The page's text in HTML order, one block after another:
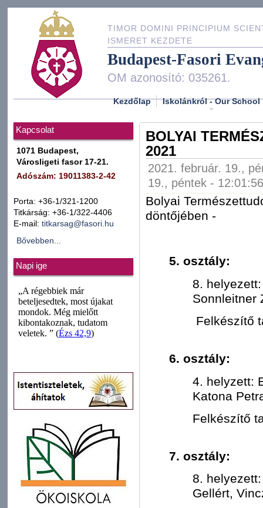
TIMOR DOMINI PRINCIPIUM
ISMERET KEZDETE
Budapest-Fasori
OM azonosító: 035261.
Kezdőlap Iskolánkról - Our School
Kapcsolat
1071 Budapest,
Városligeti fasor 17-21.
Adószám: 19011383-2-42
Porta: +36-1/321-1200
Titkárság: +36-1/322-4406
E-mail: titkarsag@fasori.hu
Bővebben...
Napi ige
BOLYAI
2021
2021. február. 19.,
19., péntek - 12:01:56
Bolyai
döntőjében -
5. osztály:
8.
Sonnleitner
Felkészítő
6. osztály:
4. helyzett:
Katona
Felkészítő
7. osztály:
8.
Gellért,